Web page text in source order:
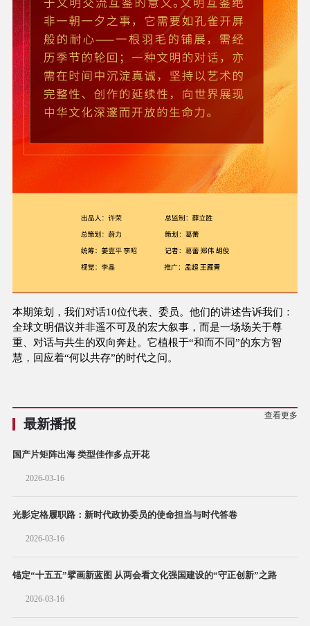
本期策划，我们对话10位代表、委员。他们的讲述告诉我们：
全球文明倡议并非遥不可及的宏大叙事，而是一场场关于尊
重、对话与共生的双向奔赴。它植根于“和而不同”的东方智
慧，回应着“何以共存”的时代之问。
最新播报
查看更多
国产片矩阵出海 类型佳作多点开花
2026-03-16
光影定格履职路：新时代政协委员的使命担当与时代答卷
2026-03-16
锚定“十五五”擘画新蓝图 从两会看文化强国建设的“守正创新”之路
2026-03-16